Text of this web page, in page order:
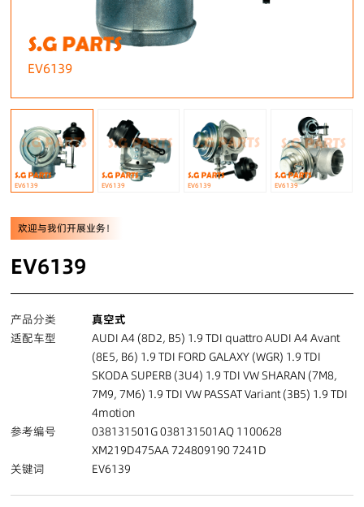
EV6139
EV6139 EV6139 EV6139 EV6139
欢迎与我们开展业务！
EV6139
产品分类
真空式
适配车型
AUDI A4 (8D2, B5) 1.9 TDI quattro AUDI A4 Avant
(8E5, B6) 1.9 TDI FORD GALAXY (WGR) 1.9 TDI
SKODA SUPERB (3U4) 1.9 TDI VW SHARAN (7M8,
7M9, 7M6) 1.9 TDI VW PASSAT Variant (3B5) 1.9 TDI
4motion
参考编号
038131501G 038131501AQ 1100628
XM219D475AA 724809190 7241D
关键词
EV6139